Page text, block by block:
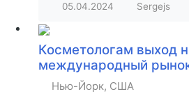
05.04.2024 Sergejs
Косметологам выход
международный
Нью-Йорк, США